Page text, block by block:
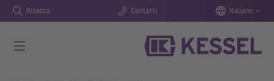
Ricerca Contatti Italiano